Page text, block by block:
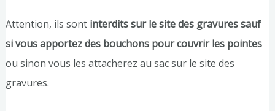
Attention, ils sont interdits sur le site des gravures sauf
si vous apportez des bouchons pour couvrir les pointes
ou sinon vous les attacherez au sac sur le site des
gravures.